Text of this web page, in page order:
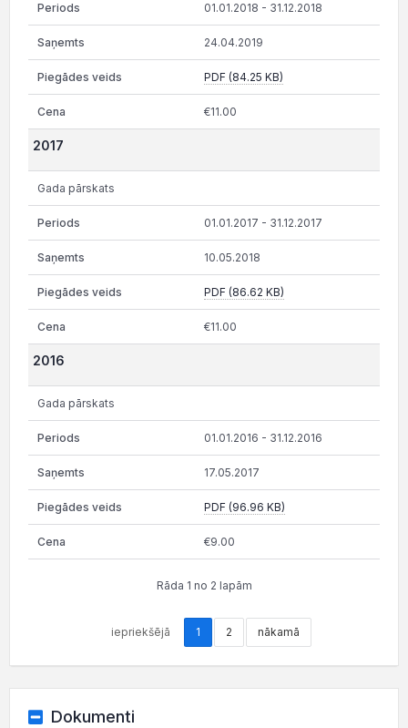
01.01.2018 - 31.12.2018
24.04.2019
PDF (84.25 KB)
€11.00
2017
Gada pārskats
01.01.2017 - 31.12.2017
10.05.2018
PDF (86.62 KB)
€11.00
2016
Gada pārskats
01.01.2016 - 31.12.2016
17.05.2017
PDF (96.96 KB)
€9.00
Rāda 1 no 2 lapām
iepriekšējā 1 2 nākamā
Dokumenti